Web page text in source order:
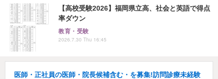
【高校受験2026】福岡県立高、社会と英語で得点
率ダウン
教育・受験
2026.7.30 Thu 16:45
医師・正社員の医師・院長候補含む・を募集!訪問診療未経験